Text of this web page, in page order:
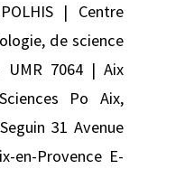
| Centre
de science
UMR 7064 | Aix
Po Aix,
31 Avenue
en-Provence E-